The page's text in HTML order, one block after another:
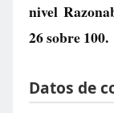
nivel
26sobre 100.
Datos de